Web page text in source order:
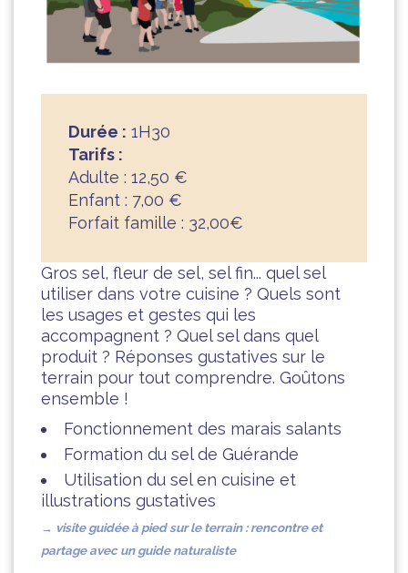
Durée : 1H30
Tarifs :
Adulte : 12,50 €
Enfant : 7,00 €
Forfait famille : 32,00€
Gros sel, fleur de sel, sel fin... quel sel
utiliser dans votre cuisine ? Quels sont
les usages et gestes qui les
accompagnent ? Quel sel dans quel
produit ? Réponses gustatives sur le
terrain pour tout comprendre. Goûtons
ensemble !
Fonctionnement des marais salants
Formation du sel de Guérande
Utilisation du sel en cuisine et
illustrations gustatives
→ visite guidée à pied surle terrain : rencontre et
partage avec un guide naturaliste